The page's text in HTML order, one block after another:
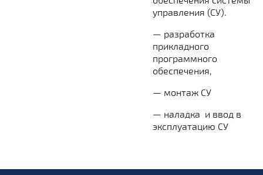
управления (СУ).
— разработка
прикладного
программного
обеспечения,
— монтаж СУ
— наладка и ввод в
эксплуатацию СУ